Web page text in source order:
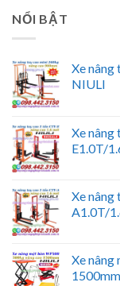
NỔI BẬT
Xe nâng
NIULI
Xe nâng
E1.0T/
Xe nâng
A1.0T/
Xe
1500mm